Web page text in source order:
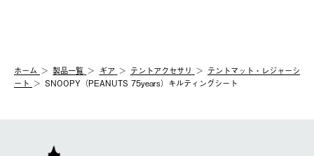
ホーム 製品⼀覧 ギア テントアクセサリ
テントマット・レジャーシ
ート
SNOOPY（PEANUTS 75years）キルティングシート